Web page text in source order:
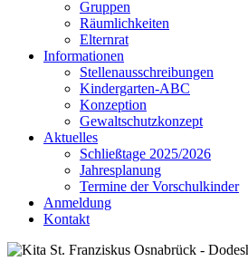
Gruppen
Räumlichkeiten
Elternrat
Informationen
Stellenausschreibungen
Kindergarten-ABC
Konzeption
Gewaltschutzkonzept
Aktuelles
Schließtage 2025/2026
Jahresplanung
Termine der Vorschulkinder
Anmeldung
Kontakt